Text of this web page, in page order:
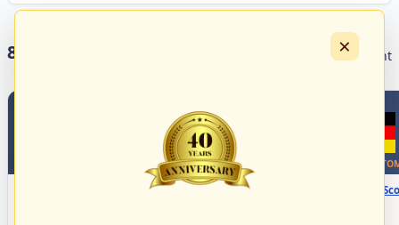
8 Livestreams heute Livestream Übersicht
TOP 5
Box-Score
WBSC Europe
16:00 Uhr Box-
×